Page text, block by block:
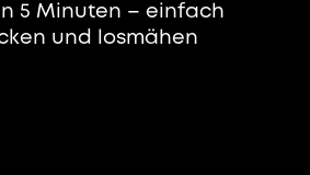
5 Minuten – einfach
und losmähen